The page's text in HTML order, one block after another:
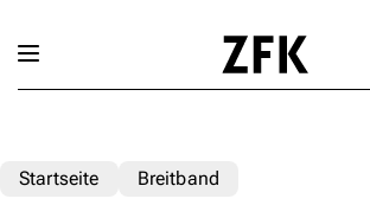
Startseite Breitband